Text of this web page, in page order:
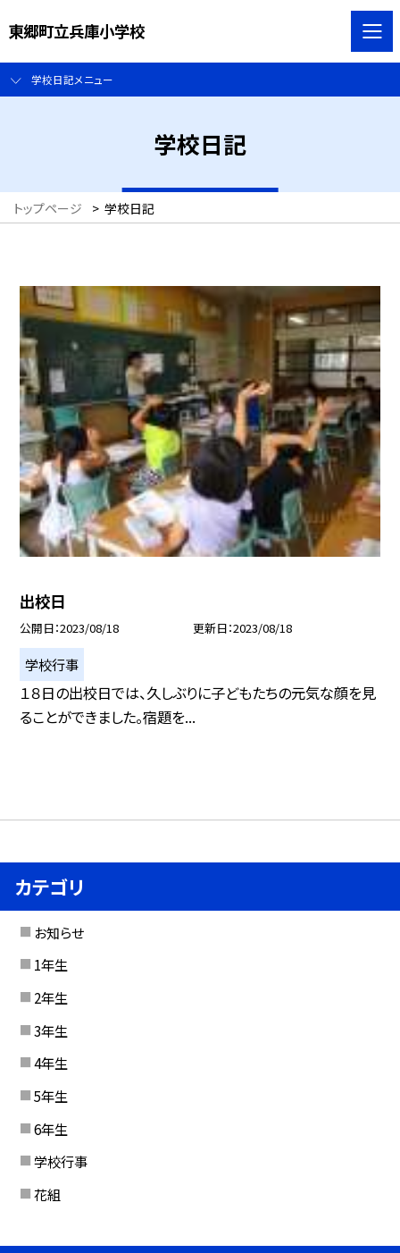
東郷町立兵庫小学校
学校日記メニュー
学校日記
トップページ > 学校日記
出校日
公開日 2023/08/18 更新日 2023/08/18
学校行事
１８日の出校日では、久しぶりに子どもたちの元気な顔を見
ることができました。宿題を...
カテゴリ
お知らせ
1年生
2年生
3年生
4年生
5年生
6年生
学校行事
花組